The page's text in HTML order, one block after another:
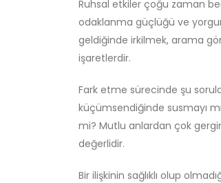
Ruhsal etkiler çoğu zaman
odaklanma güçlüğü ve
geldiğinde irkilmek, arama
işaretlerdir.
Fark etme sürecinde şu
küçümsendiğinde susmayı
mi? Mutlu anlardan çok
değerlidir.
Bir ilişkinin sağlıklı olup